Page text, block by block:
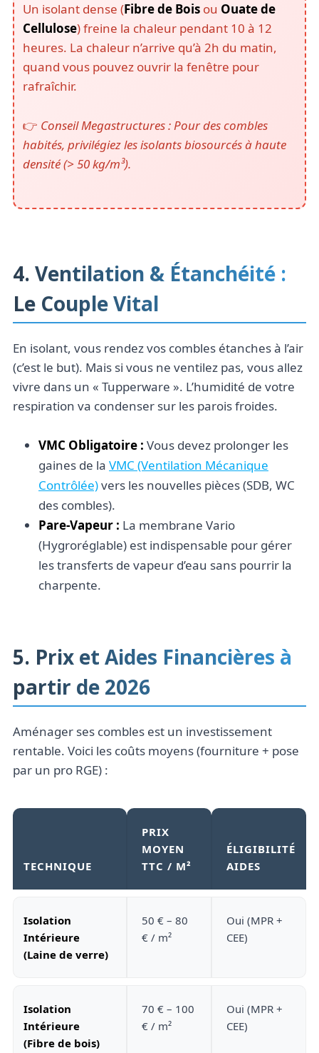
Un isolant dense (Fibre de Bois ou Ouate de
Cellulose) freine la chaleur pendant 10 à 12
heures. La chaleur n’arrive qu’à 2h du matin,
quand vous pouvez ouvrir la fenêtre pour
rafraîchir.
👉 Conseil Megastructures : Pour des combles
habités, privilégiez les isolants biosourcés à haute
densité (> 50 kg/m³).
4. Ventilation & Étanchéité :
Le Couple Vital
En isolant, vous rendez vos combles étanches à l’air
(c’est le but). Mais si vous ne ventilez pas, vous allez
vivre dans un « Tupperware ». L’humidité de votre
respiration va condenser sur les parois froides.
VMC Obligatoire : Vous devez prolonger les
gaines de la VMC (Ventilation Mécanique
Contrôlée)vers les nouvelles pièces (SDB, WC
des combles).
Pare-Vapeur : La membrane Vario
(Hygroréglable) est indispensable pour gérer
les transferts de vapeur d’eau sans pourrir la
charpente.
5. Prix et Aides Financières à
partir de 2026
Aménager ses combles est un investissement
rentable. Voici les coûts moyens (fourniture + pose
par un pro RGE) :
TECHNIQUE
PRIX
MOYEN
TTC / M²
ÉLIGIBILITÉ
AIDES
Isolation
Intérieure
(Laine de verre)
50 € – 80
€ / m²
Oui (MPR +
CEE)
Isolation
Intérieure
(Fibre de bois)
70 € – 100
€ / m²
Oui (MPR +
CEE)